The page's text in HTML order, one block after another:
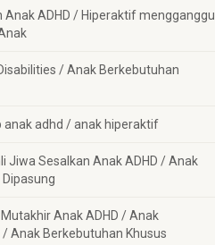
Anak ADHD / Hiperaktif mengganggu
/ Anak Berkebutuhan
anak adhd / anak hiperaktif
Jiwa Sesalkan Anak ADHD / Anak
Anak ADHD / Anak
Anak Berkebutuhan Khusus